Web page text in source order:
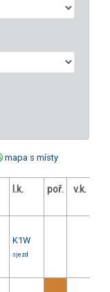
mapa s místy
l.k. poř. v.k.
K1W
sjezd